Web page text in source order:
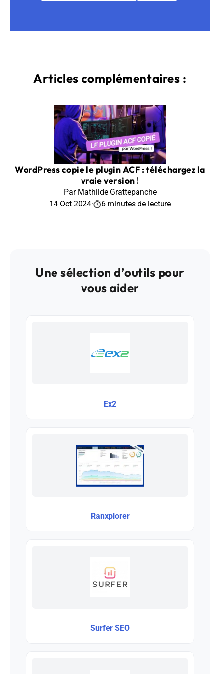
Articles complémentaires :
WordPress copie le plugin ACF : téléchargez la
vraie version !
Par Mathilde Grattepanche
14 Oct 2024· 6 minutes de lecture
Une sélection d’outils pour
vous aider
Ex2
Ranxplorer
Surfer SEO